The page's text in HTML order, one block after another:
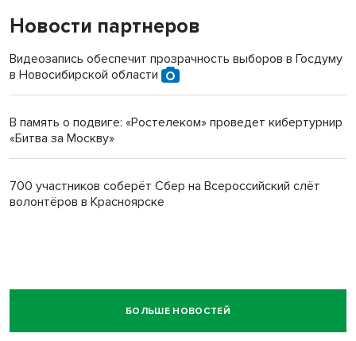
Новости партнеров
Видеозапись обеспечит прозрачность выборов в Госдуму
в Новосибирской области
В память о подвиге: «Ростелеком» проведет кибертурнир
«Битва за Москву»
700 участников соберёт Сбер на Всероссийский слёт
волонтёров в Красноярске
БОЛЬШЕ НОВОСТЕЙ